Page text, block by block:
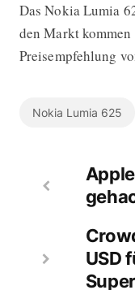
Das Nokia Lumia
den Markt
Preisempfehlung
Nokia Lumia 625
USD